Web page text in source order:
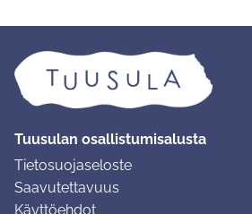
Tuusulan osallistumisalusta
Tietosuojaseloste
Saavutettavuus
Käyttöehdot